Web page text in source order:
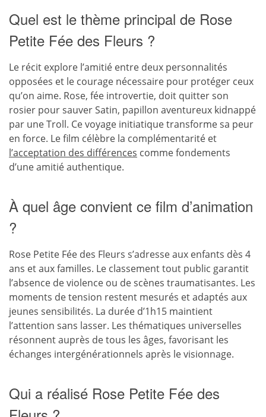
Quel est le thème principal de Rose
Petite Fée des Fleurs ?
Le récit explore l’amitié entre deux personnalités
opposées et le courage nécessaire pour protéger ceux
qu’on aime. Rose, fée introvertie, doit quitter son
rosier pour sauver Satin, papillon aventureux kidnappé
par une Troll. Ce voyage initiatique transforme sa peur
en force. Le film célèbre la complémentarité et
l’acceptation des différences comme fondements
d’une amitié authentique.
À quel âge convient ce film d’animation
?
Rose Petite Fée des Fleurs s’adresse aux enfants dès 4
ans et aux familles. Le classement tout public garantit
l’absence de violence ou de scènes traumatisantes. Les
moments de tension restent mesurés et adaptés aux
jeunes sensibilités. La durée d’1h15 maintient
l’attention sans lasser. Les thématiques universelles
résonnent auprès de tous les âges, favorisant les
échanges intergénérationnels après le visionnage.
Qui a réalisé Rose Petite Fée des